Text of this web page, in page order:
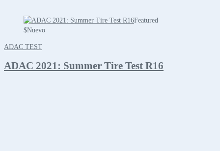
Featured
$Nuevo
ADAC TEST
ADAC 2021: Summer Tire Test R16